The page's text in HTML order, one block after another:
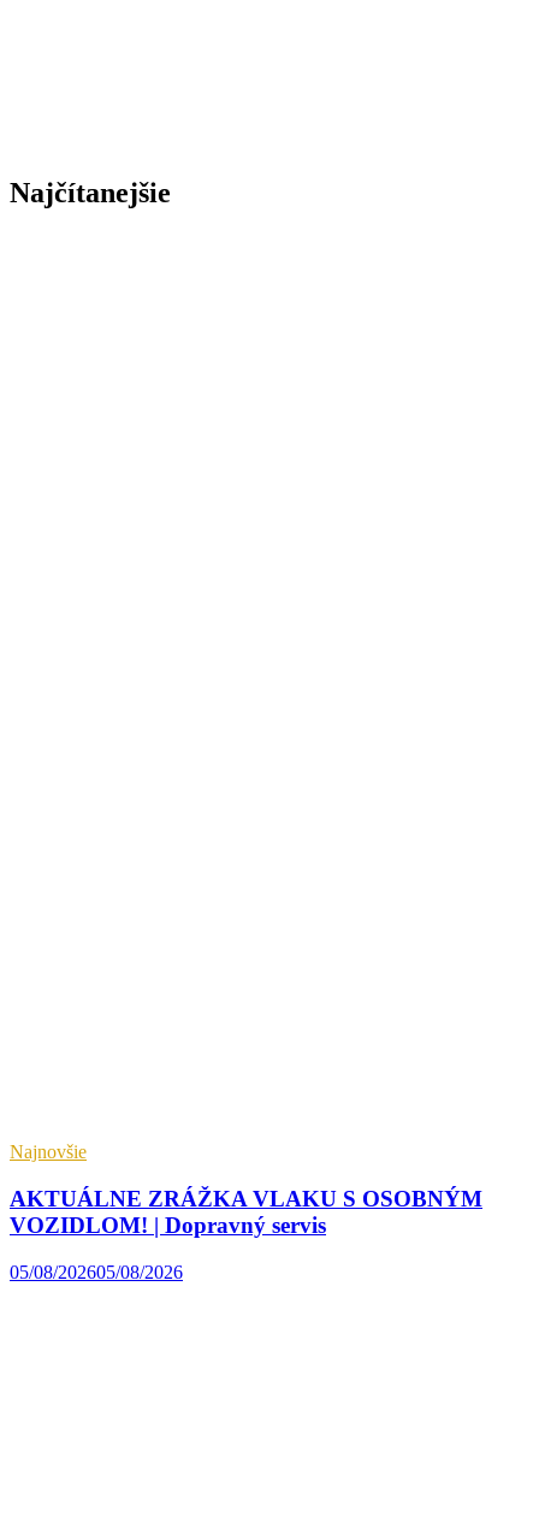
Najčítanejšie
Najnovšie
AKTUÁLNE ZRÁŽKA VLAKU S OSOBNÝM
VOZIDLOM! | Dopravný servis
05/08/202605/08/2026